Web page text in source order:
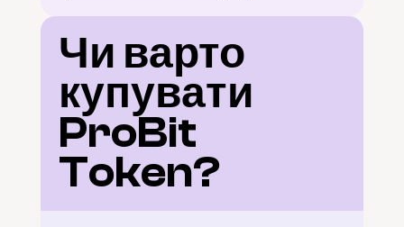
Чи варто
купувати
ProBit
Token?